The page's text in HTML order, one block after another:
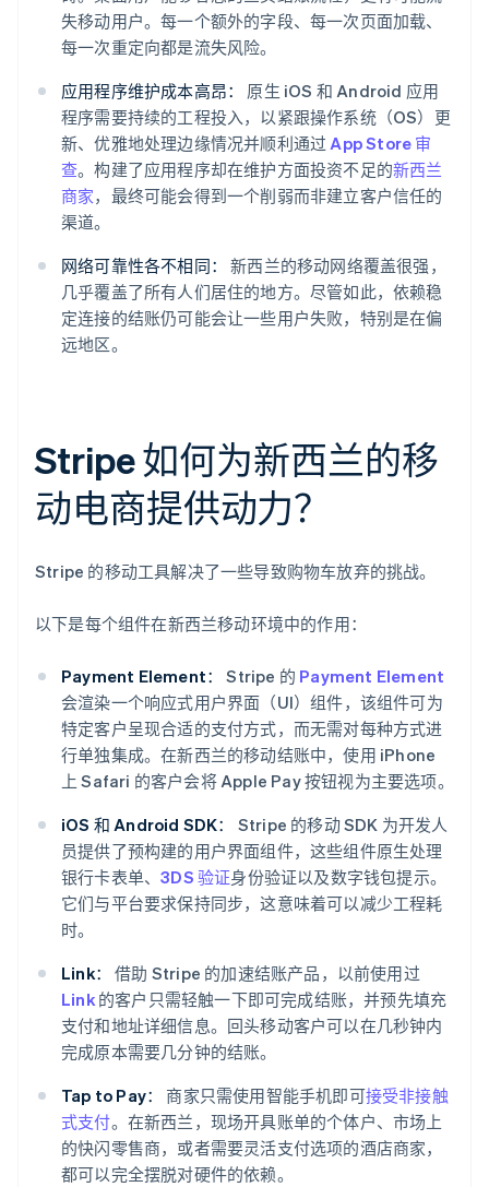
失移动用户。每一个额外的字段、每一次页面加载、
每一次重定向都是流失风险。
应用程序维护成本高昂：
原生 iOS 和 Android 应用
程序需要持续的工程投入，以紧跟操作系统（OS）更
新、优雅地处理边缘情况并顺利通过App Store 审
查。构建了应用程序却在维护方面投资不足的新西兰
商家，最终可能会得到一个削弱而非建立客户信任的
渠道。
网络可靠性各不相同：
新西兰的移动网络覆盖很强，
几乎覆盖了所有人们居住的地方。尽管如此，依赖稳
定连接的结账仍可能会让一些用户失败，特别是在偏
远地区。
Stripe 如何为新西兰的移
动电商提供动力？
Stripe 的移动工具解决了一些导致购物车放弃的挑战。
以下是每个组件在新西兰移动环境中的作用：
Payment Element： Stripe 的 Payment Element
会渲染一个响应式用户界面（UI）组件，该组件可为
特定客户呈现合适的支付方式，而无需对每种方式进
行单独集成。在新西兰的移动结账中，使用 iPhone
上 Safari 的客户会将 Apple Pay 按钮视为主要选项。
iOS 和 Android SDK：
Stripe 的移动 SDK 为开发人
员提供了预构建的用户界面组件，这些组件原生处理
银行卡表单、3DS 验证身份验证以及数字钱包提示。
它们与平台要求保持同步，这意味着可以减少工程耗
时。
Link：
借助 Stripe 的加速结账产品，以前使用过
Link的客户只需轻触一下即可完成结账，并预先填充
支付和地址详细信息。回头移动客户可以在几秒钟内
完成原本需要几分钟的结账。
Tap to Pay：
商家只需使用智能手机即可接受非接触
式支付。在新西兰，现场开具账单的个体户、市场上
的快闪零售商，或者需要灵活支付选项的酒店商家，
都可以完全摆脱对硬件的依赖。